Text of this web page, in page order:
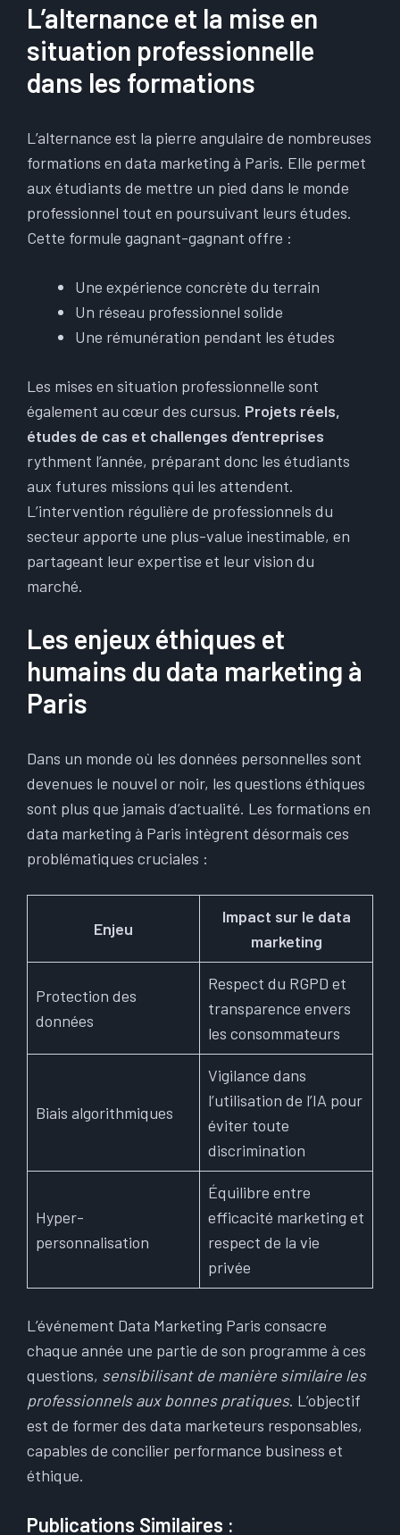
L’alternance et la mise en
situation professionnelle
dans les formations
L’alternance est la pierre angulaire de nombreuses
formations en data marketing à Paris. Elle permet
aux étudiants de mettre un pied dans le monde
professionnel tout en poursuivant leurs études.
Cette formule gagnant-gagnant offre :
Une expérience concrète du terrain
Un réseau professionnel solide
Une rémunération pendant les études
Les mises en situation professionnelle sont
également au cœur des cursus. Projets réels,
études de cas et challenges d’entreprises
rythment l’année, préparant donc les étudiants
aux futures missions qui les attendent.
L’intervention régulière de professionnels du
secteur apporte une plus-value inestimable, en
partageant leur expertise et leur vision du
marché.
Les enjeux éthiques et
humains du data marketing à
Paris
Dans un monde où les données personnelles sont
devenues le nouvel or noir, les questions éthiques
sont plus que jamais d’actualité. Les formations en
data marketing à Paris intègrent désormais ces
problématiques cruciales :
Enjeu
Impact sur le data
marketing
Protection des
données
Respect du RGPD et
transparence envers
les consommateurs
Biais algorithmiques
Vigilance dans
l’utilisation de l’IA pour
éviter toute
discrimination
Hyper-
personnalisation
Équilibre entre
efficacité marketing et
respect de la vie
privée
L’événement Data Marketing Paris consacre
chaque année une partie de son programme à ces
questions, sensibilisant de manière similaire les
professionnels aux bonnes pratiques. L’objectif
est de former des data marketeurs responsables,
capables de concilier performance business et
éthique.
Publications Similaires :